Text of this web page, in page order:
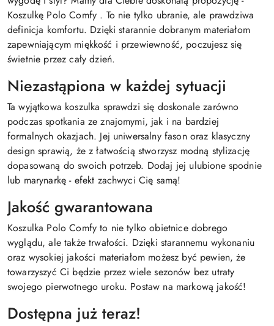
Koszulkę Polo Comfy . To nie tylko ubranie, ale prawdziwa
definicja komfortu. Dzięki starannie dobranym materiałom
zapewniającym miękkość i przewiewność, poczujesz się
świetnie przez cały dzień.
Niezastąpiona w każdej sytuacji
Ta wyjątkowa koszulka sprawdzi się doskonale zarówno
podczas spotkania ze znajomymi, jak i na bardziej
formalnych okazjach. Jej uniwersalny fason oraz klasyczny
design sprawią, że z łatwością stworzysz modną stylizację
dopasowaną do swoich potrzeb. Dodaj jej ulubione spodnie
lub marynarkę - efekt zachwyci Cię samą!
Jakość gwarantowana
Koszulka Polo Comfy to nie tylko obietnice dobrego
wyglądu, ale także trwałości. Dzięki starannemu wykonaniu
oraz wysokiej jakości materiałom możesz być pewien, że
towarzyszyć Ci będzie przez wiele sezonów bez utraty
swojego pierwotnego uroku. Postaw na markową jakość!
Dostępna już teraz!